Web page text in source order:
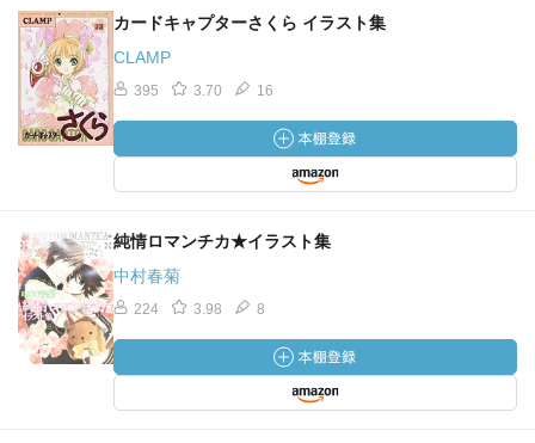
カードキャプターさくら イラスト集
CLAMP
395 3.70 16
純情ロマンチカ★イラスト集
中村春菊
224 3.98 8